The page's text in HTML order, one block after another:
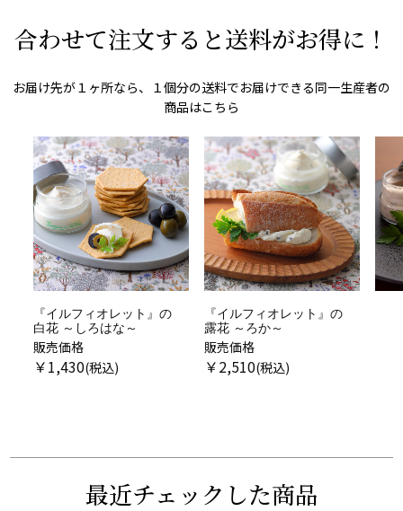
合わせて注文すると送料がお得に！
お届け先が１ヶ所なら、１個分の送料でお届けできる同一生産者の
商品はこちら
『イルフィオレット』の
露花 ～ろか～
販売価格
￥2,510
『イルフィオレット』の
黒花 ～こっか～4個セット
販売価格
￥7,350
最近チェックした商品